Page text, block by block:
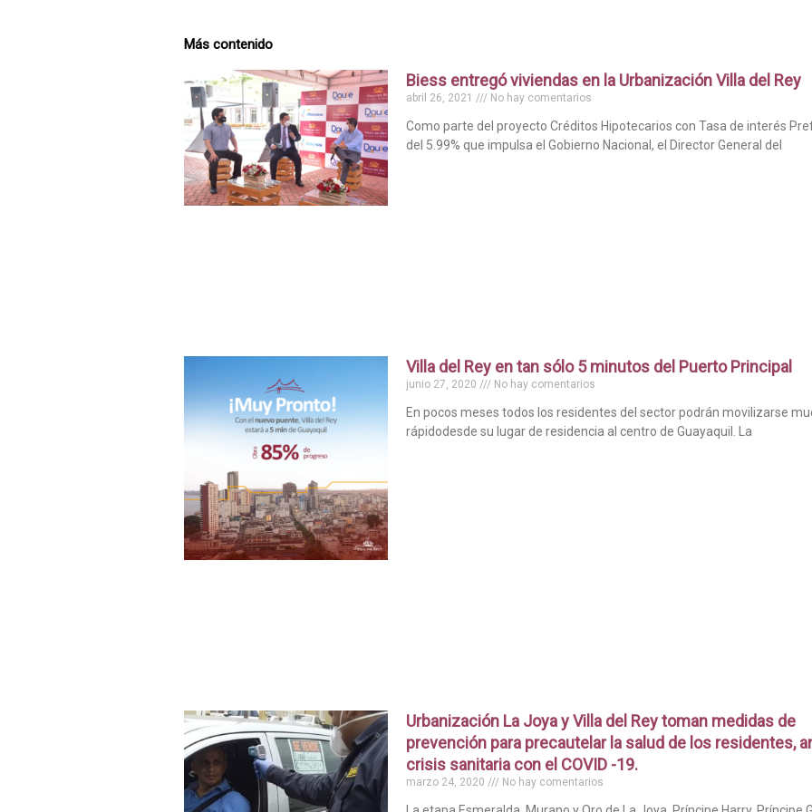
Más contenido
Biess entregó viviendas en la Urbanización Villa del Rey
abril 26, 2021 No hay comentarios
Como parte del proyecto Créditos Hipotecarios con Tasa de interés
del 5.99% que impulsa el Gobierno Nacional, el Director General del
Villa del Rey en tan sólo 5 minutos del Puerto Principal
junio 27, 2020 No hay comentarios
En pocos meses todos los residentes del sector podrán movilizarse
rápidodesde su lugar de residencia al centro de Guayaquil. La
Urbanización La Joya y Villa del Rey toman medidas de
prevención para precautelar la salud de los residentes,
crisis sanitaria con el COVID -19.
marzo 24, 2020 No hay comentarios